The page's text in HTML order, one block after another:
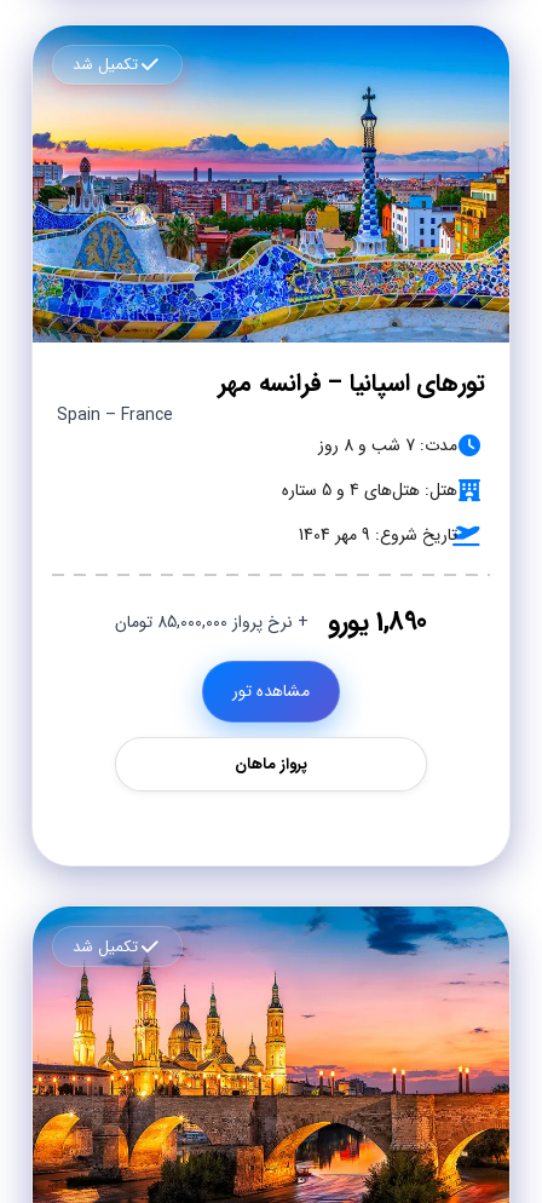
1,890 یورو + نرخ پرواز 85,000,000 تومان
مشاهده تور
پرواز ماهان
تورهای اسپانیا – فرانسه مهر
Spain – France
مدت: 7 شب و 8 روز
هتل: هتل‌های 4 و 5 ستاره
تاریخ شروع: 9 مهر 1404
تکمیل شد
تکمیل شد